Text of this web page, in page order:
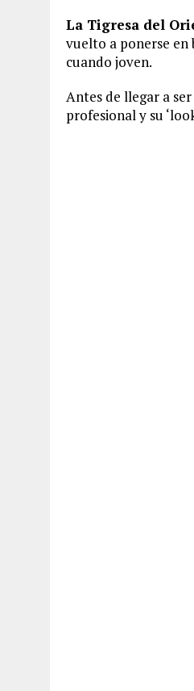
La Tigresa del
vuelto a ponerse en
cuando joven.
Antes de llegar a
profesional y su